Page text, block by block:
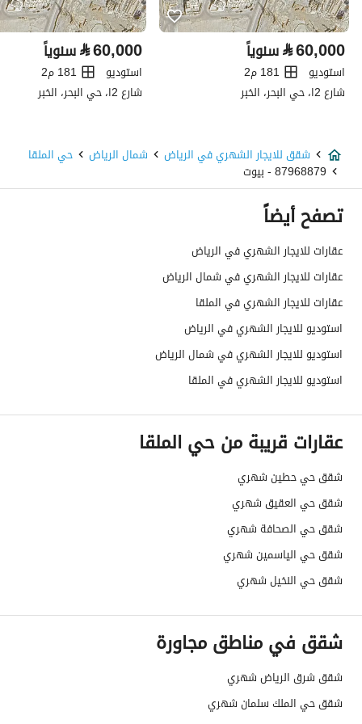
تفاصيل العقار
نوع الإعلان
استخدام العقار
السعر
6590
المساحة
خدمات العقار
كهرباء
نعم
صرف صحي
نعم
تفاصيل اضافية
عمر العقار
جديد
عرض الشارع
رقم المخطط
رقم صك الملكية
حدود واطوال العقار
-
الضمانات والمدة
قنوات الاعلان
⃁60,000 سنوياً
استوديو
181 م2
شارع 2ا، حي البحر، الخبر
⃁60,000 سنوياً
استوديو
181 م2
شارع 2ا، حي البحر، الخبر
شقق للايجار الشهري في الرياض شمال الرياض حي الملقا
87968879 - بيوت
تصفح أيضاً
عقارات للايجار الشهري في الرياض
عقارات للايجار الشهري في شمال الرياض
عقارات للايجار الشهري في الملقا
استوديو للايجار الشهري في الرياض
استوديو للايجار الشهري في شمال الرياض
استوديو للايجار الشهري في الملقا
عقارات قريبة من حي الملقا
شقق حي حطين شهري
شقق حي العقيق شهري
شقق حي الصحافة شهري
شقق حي الياسمين شهري
شقق حي النخيل شهري
شقق في مناطق مجاورة
شقق شرق الرياض شهري
شقق حي الملك سلمان شهري